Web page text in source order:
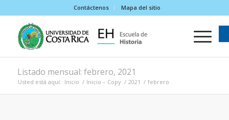
Contáctenos Mapa del sitio
Listado mensual: febrero, 2021
Usted está aquí: Inicio / Inicio – Copy / 2021 / febrero